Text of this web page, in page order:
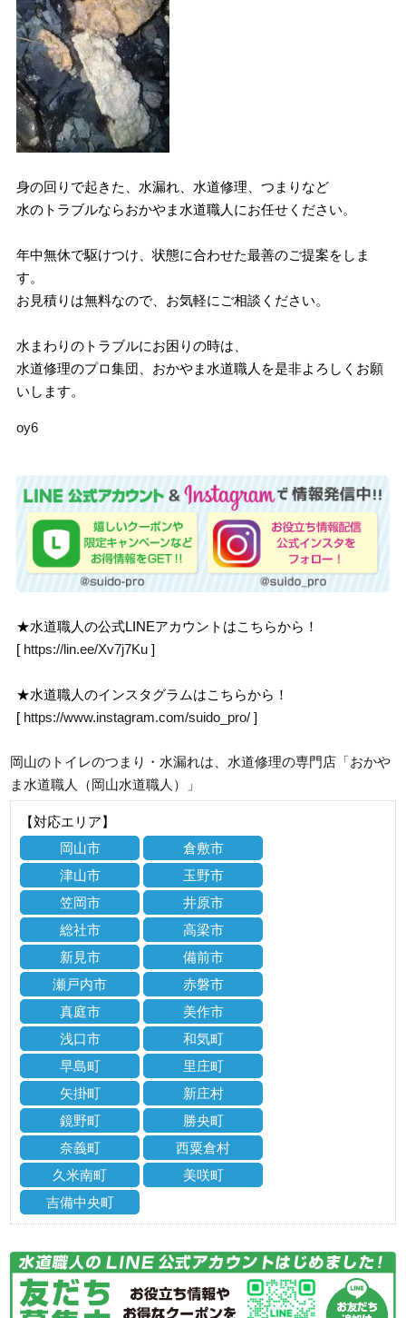
身の回りで起きた、水漏れ、水道修理、つまりなど
水のトラブルならおかやま水道職人にお任せください。
年中無休で駆けつけ、状態に合わせた最善のご提案をしま
す。
お見積りは無料なので、お気軽にご相談ください。
水まわりのトラブルにお困りの時は、
水道修理のプロ集団、おかやま水道職人を是非よろしくお願
いします。
oy6
★水道職人の公式LINEアカウントはこちらから！
[ https://lin.ee/Xv7j7Ku ]
★水道職人のインスタグラムはこちらから！
[ https://www.instagram.com/suido_pro/ ]
岡山のトイレのつまり・水漏れは、水道修理の専門店「おかや
ま水道職人（岡山水道職人）」
【対応エリア】
岡山市
倉敷市
津山市
玉野市
笠岡市
井原市
総社市
高梁市
新見市
備前市
瀬戸内市
赤磐市
真庭市
美作市
浅口市
和気町
早島町
里庄町
矢掛町
新庄村
鏡野町
勝央町
奈義町
西粟倉村
久米南町
美咲町
吉備中央町